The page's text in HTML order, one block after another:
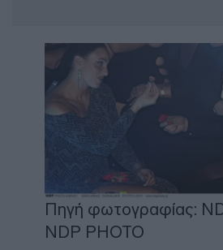
Πηγή φωτογραφίας:
NDP PHOTO